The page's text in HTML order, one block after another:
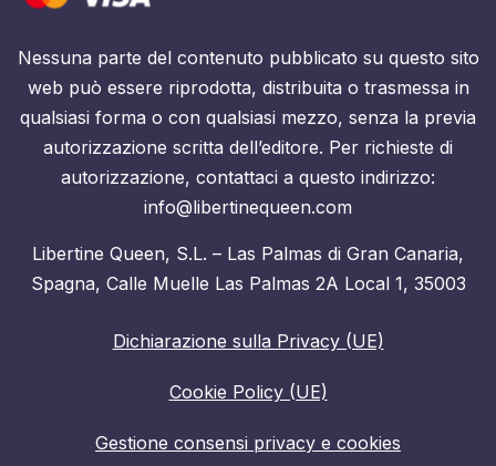
Nessuna parte del contenuto pubblicato su questo sito
web può essere riprodotta, distribuita o trasmessa in
qualsiasi forma o con qualsiasi mezzo, senza la previa
autorizzazione scritta dell’editore. Per richieste di
autorizzazione, contattaci a questo indirizzo:
info@libertinequeen.com
Libertine Queen, S.L. – Las Palmas di Gran Canaria,
Spagna, Calle Muelle Las Palmas 2A Local 1, 35003
Dichiarazione sulla Privacy (UE)
Cookie Policy (UE)
Gestione consensi privacy e cookies